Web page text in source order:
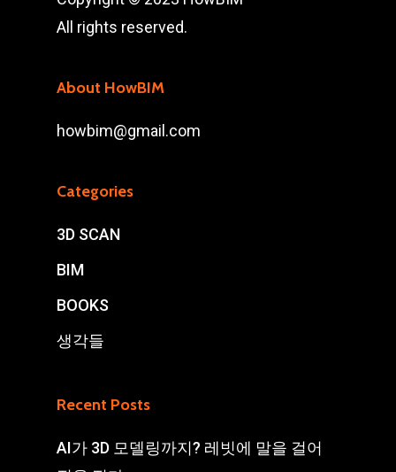
All rights reserved.
About HowBIM
howbim@gmail.com
Categories
3D SCAN
BIM
BOOKS
생각들
Recent Posts
AI가 3D 모델링까지? 레빗에 말을 걸어